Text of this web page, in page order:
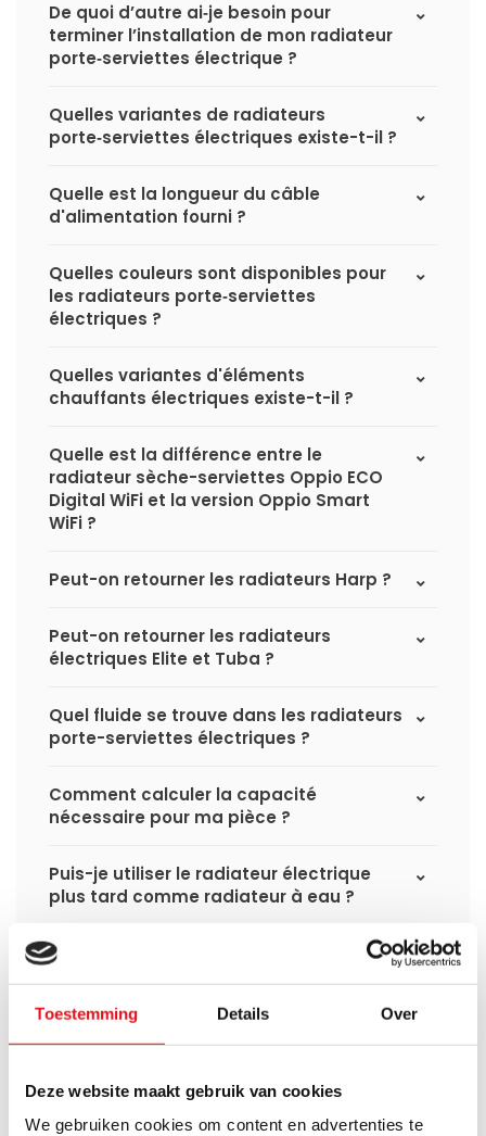
Toestemming Details Over
Deze website maakt gebruik van cookies
We gebruiken cookies om content en advertenties te
De quoi d’autre ai‑je besoin pour
terminer l’installation de mon radiateur
porte‑serviettes électrique ?
Quelles variantes de radiateurs
porte‑serviettes électriques existe-t-il ?
Quelle est la longueur du câble
d'alimentation fourni ?
Quelles couleurs sont disponibles pour
les radiateurs porte‑serviettes
électriques ?
Quelles variantes d'éléments
chauffants électriques existe-t-il ?
Quelle est la différence entre le
radiateur sèche-serviettes Oppio ECO
Digital WiFi et la version Oppio Smart
WiFi ?
Peut-on retourner les radiateurs Harp ?
Peut-on retourner les radiateurs
électriques Elite et Tuba ?
Quel fluide se trouve dans les radiateurs
porte-serviettes électriques ?
Comment calculer la capacité
nécessaire pour ma pièce ?
Puis-je utiliser le radiateur électrique
plus tard comme radiateur à eau ?
Un radiateur sèche-serviettes électrique
Avez-vous une question à propos de se produit.